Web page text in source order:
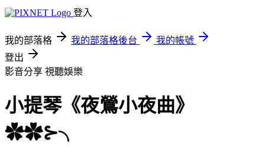
登入
我的部落格 我的部落格後台
我的帳號
登出
影音分享 視聽娛樂
小提琴《夜鶯小夜曲》
✿✿⊱╮